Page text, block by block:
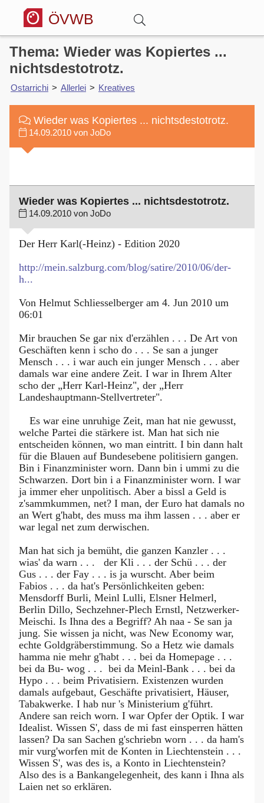
ÖVWB
Anmelden
Wörterbuch
Hitparade
Blog
Thema: Wieder was Kopiertes ...
nichtsdestotrotz.
Ostarrichi > Allerlei > Kreatives
Wieder was Kopiertes ... nichtsdestotrotz.
14.09.2010 von JoDo
Wieder was Kopiertes ... nichtsdestotrotz.
14.09.2010 von JoDo
Der Herr Karl(-Heinz) - Edition 2020
http://mein.salzburg.com/blog/satire/2010/06/der-
h...
Von Helmut Schliesselberger am 4. Jun 2010 um
06:01
Mir brauchen Se gar nix d'erzählen . . . De Art von
Geschäften kenn i scho do . . . Se san a junger
Mensch . . . i war auch ein junger Mensch . . . aber
damals war eine andere Zeit. I war in Ihrem Alter
scho der „Herr Karl-Heinz", der „Herr
Landeshauptmann-Stellvertreter".
Es war eine unruhige Zeit, man hat nie gewusst,
welche Partei die stärkere ist. Man hat sich nie
entscheiden können, wo man eintritt. I bin dann halt
für die Blauen auf Bundesebene politisiern gangen.
Bin i Finanzminister worn. Dann bin i ummi zu die
Schwarzen. Dort bin i a Finanzminister worn. I war
ja immer eher unpolitisch. Aber a bissl a Geld is
z'sammkummen, net? I man, der Euro hat damals no
an Wert g'habt, des muss ma ihm lassen . . . aber er
war legal net zum derwischen.
Man hat sich ja bemüht, die ganzen Kanzler . . .
wias' da warn . . . der Kli . . . der Schü . . . der
Gus . . . der Fay . . . is ja wurscht. Aber beim
Fabios . . . da hat's Persönlichkeiten geben:
Mensdorff Burli, Meinl Lulli, Elsner Helmerl,
Berlin Dillo, Sechzehner-Plech Ernstl, Netzwerker-
Meischi. Is Ihna des a Begriff? Ah naa - Se san ja
jung. Sie wissen ja nicht, was New Economy war,
echte Goldgräberstimmung. So a Hetz wie damals
hamma nie mehr g'habt . . . bei da Homepage . . .
bei da Bu- wog . . . bei da Meinl-Bank . . . bei da
Hypo . . . beim Privatisiern. Existenzen wurden
damals aufgebaut, Geschäfte privatisiert, Häuser,
Tabakwerke. I hab nur 's Ministerium g'führt.
Andere san reich worn. I war Opfer der Optik. I war
Idealist. Wissen S', dass de mi fast einsperren hätten
lassen? Da san Sachen g'schriebn worn . . . da ham's
mir vurg'worfen mit de Konten in Liechtenstein . . .
Wissen S', was des is, a Konto in Liechtenstein?
Also des is a Bankangelegenheit, des kann i Ihna als
Laien net so erklären.